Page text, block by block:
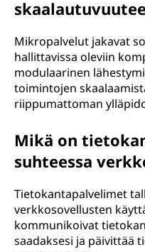
Mikropalvelut jakavat
hallittavissa oleviin
modulaarinen
toimintojen
riippumattoman
Mikä on
suhteessa
Tietokantapalvelimet
verkkosovellusten
kommunikoivat
saadaksesi ja päivittää